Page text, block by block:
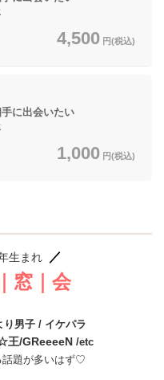
4,500 円(税込)
に出会いたい
1,000 円(税込)
生まれ ／
窓｜会
男子 / イケパラ
/GReeeeN/etc
話題が多いはず♡